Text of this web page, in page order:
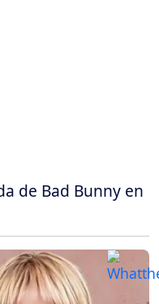
de Bad Bunny en